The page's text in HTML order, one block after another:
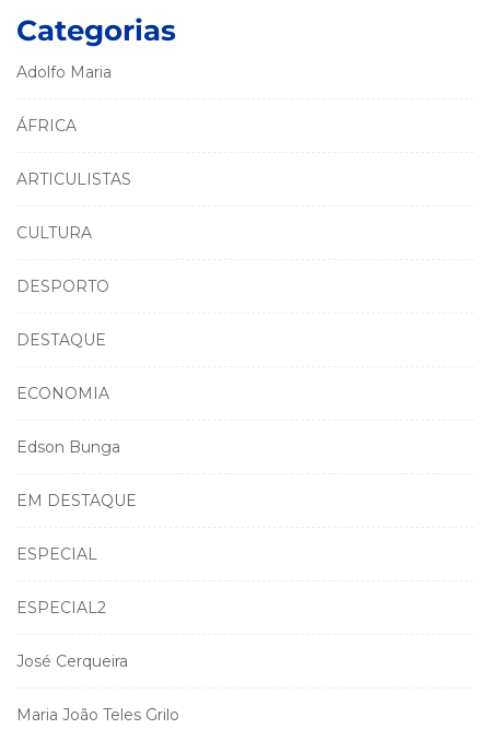
Categorias
Adolfo Maria
ÁFRICA
ARTICULISTAS
CULTURA
DESPORTO
DESTAQUE
ECONOMIA
Edson Bunga
EM DESTAQUE
ESPECIAL
ESPECIAL2
José Cerqueira
Maria João Teles Grilo